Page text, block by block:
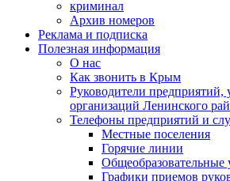
криминал
Архив номеров
Реклама и подписка
Полезная информация
О нас
Как звонить в Крым
Руководители предприятий,
организаций Ленинского
Телефоны предприятий и
Местные поселения
Горячие линии
Общеобразовательные
Графики приемов